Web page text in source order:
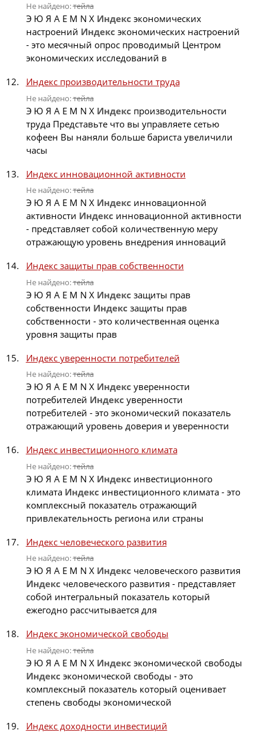
Не найдено:тейла
Э Ю Я A E M N X Индекс экономических
настроений Индекс экономических настроений
- это месячный опрос проводимый Центром
экономических исследований в
Индекс производительности труда
Не найдено:тейла
Э Ю Я A E M N X Индекс производительности
труда Представьте что вы управляете сетью
кофеен Вы наняли больше бариста увеличили
часы
Индекс инновационной активности
Не найдено:тейла
Э Ю Я A E M N X Индекс инновационной
активности Индекс инновационной активности
- представляет собой количественную меру
отражающую уровень внедрения инноваций
Индекс защиты прав собственности
Не найдено:тейла
Э Ю Я A E M N X Индекс защиты прав
собственности Индекс защиты прав
собственности - это количественная оценка
уровня защиты прав
Индекс уверенности потребителей
Не найдено:тейла
Э Ю Я A E M N X Индекс уверенности
потребителей Индекс уверенности
потребителей - это экономический показатель
отражающий уровень доверия и уверенности
Индекс инвестиционного климата
Не найдено:тейла
Э Ю Я A E M N X Индекс инвестиционного
климата Индекс инвестиционного климата - это
комплексный показатель отражающий
привлекательность региона или страны
Индекс человеческого развития
Не найдено:тейла
Э Ю Я A E M N X Индекс человеческого развития
Индекс человеческого развития - представляет
собой интегральный показатель который
ежегодно рассчитывается для
Индекс экономической свободы
Не найдено:тейла
Э Ю Я A E M N X Индекс экономической свободы
Индекс экономической свободы - это
комплексный показатель который оценивает
степень свободы экономической
Индекс доходности инвестиций